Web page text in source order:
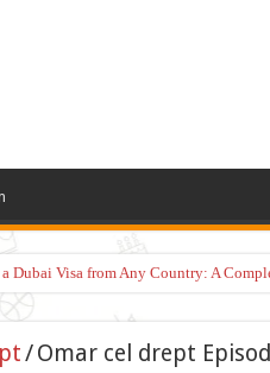
Dubai Visa from Any Country: A
/Omar cel drept